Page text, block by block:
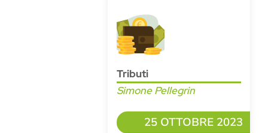
Tributi
Simone Pellegrin
25 OTTOBRE 2023